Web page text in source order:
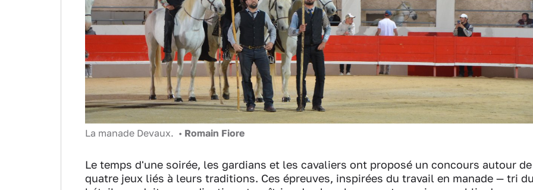
La manade Devaux. • Romain Fiore
Le temps d'une soirée, les gardians et les cavaliers ont proposé un concours autour de
quatre jeux liés à leurs traditions. Ces épreuves, inspirées du travail en manade — tri